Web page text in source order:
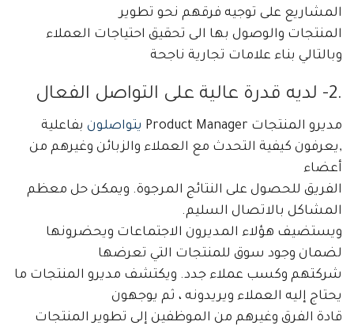
المشاريع على توجيه فرقهم نحو تطوير
المنتجات والوصول بها الى تحقيق احتياجات العملاء
وبالتالي بناء علامات تجارية ناجحة
.2- لديه قدرة عالية على التواصل الفعال
مديرو المنتجات Product Manager يتواصلون بفاعلية
,يعرفون كيفية التحدث مع العملاء والزبائن وغيرهم من
أعضاء
الفريق للحصول على النتائج المرجوة. ويمكن حل معظم
المشاكل بالاتصال السليم.
ويستضيف هؤلاء المديرون الاجتماعات ويحضرونها
لضمان وجود سوق للمنتجات التي تعرضها
شركتهم وكسب عملاء جدد. ويكتشف مديرو المنتجات ما
يحتاج إليه العملاء ويريدونه ، ثم يوجهون
قادة الفرق وغيرهم من الموظفين إلى تطوير المنتجات